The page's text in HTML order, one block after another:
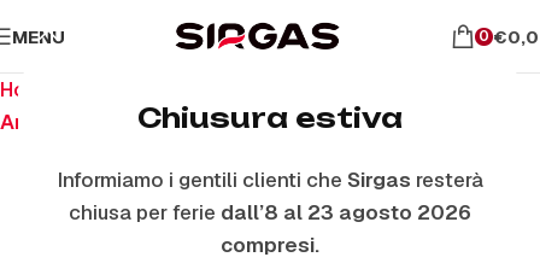
Chiusura estiva
Informiamo i gentili clienti che Sirgas resterà
chiusa per ferie dall’8 al 23 agosto 2026
compresi.
MENU 0 €
Home
Anelli E Piattelli Smaltati